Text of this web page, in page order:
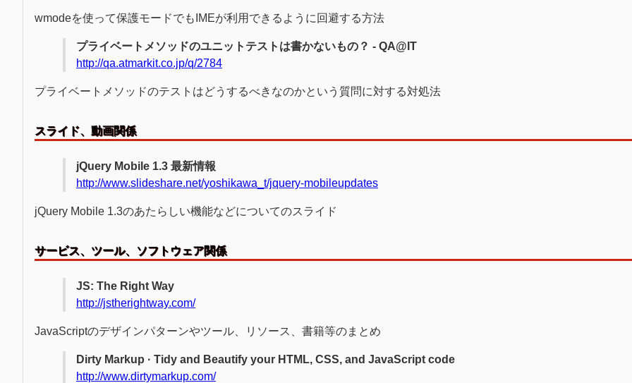
wmodeを使って保護モードでもIMEが利用できるように回避する方法
プライベートメソッドのユニットテストは書かないもの？ - QA@IT
http://qa.atmarkit.co.jp/q/2784
プライベートメソッドのテストはどうするべきなのかという質問に対する対処法
スライド、動画関係
jQuery Mobile 1.3 最新情報
http://www.slideshare.net/yoshikawa_t/jquery-mobileupdates
jQuery Mobile 1.3のあたらしい機能などについてのスライド
サービス、ツール、ソフトウェア関係
JS: The Right Way
http://jstherightway.com/
JavaScriptのデザインパターンやツール、リソース、書籍等のまとめ
Dirty Markup · Tidy and Beautify your HTML, CSS, and JavaScript code
http://www.dirtymarkup.com/